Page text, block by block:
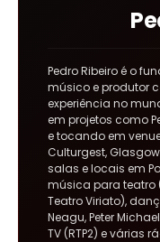
Pedro Ribeiro é o
músico e produtor
experiência no
em projetos como
e tocando em
Culturgest,
salas e locais em
música para teatro
Teatro Viriato),
Neagu, Peter
TV (RTP2) e várias